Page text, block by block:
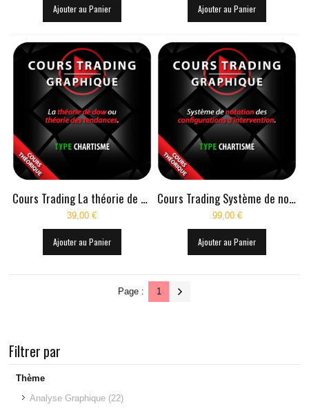
Ajouter au Panier Ajouter au Panier
Cours Trading La théorie de dow ou théorie des tendances
39,00 €
Ajouter au Panier
Cours Trading Système de notation des configurations d'intervention
99,00 €
Ajouter au Panier
Page : 1
Filtrer par
Thème
Analyse Graphique (22)